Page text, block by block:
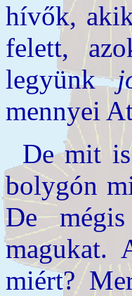
hívők,
felett,
legyünk
mennyei
De mit
bolygón
De
magukat.
miért?